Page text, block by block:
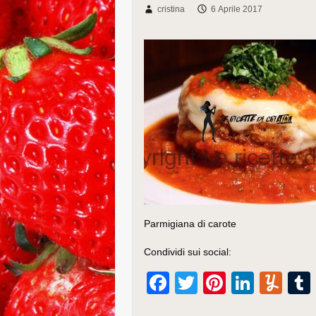
cristina 6 Aprile 2017
Parmigiana di carote
Condividi sui social:
F
T
Pi Li
Y